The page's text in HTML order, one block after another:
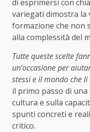
di esprimersi con
variegati dimostra
formazione che non
alla complessità del
Tutte queste scelte
un’occasione per
stessi e il mondo che li
il primo passo di
cultura e sulla
spunti concreti e
critico.